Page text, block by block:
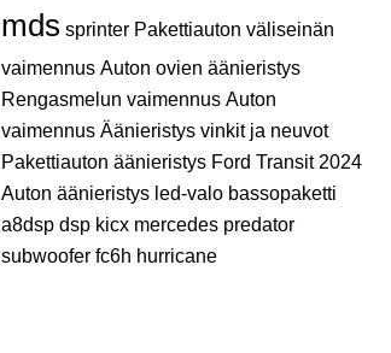
mds sprinter Pakettiauton väliseinän
vaimennus Auton ovien äänieristys
Rengasmelun vaimennus Auton
vaimennus Äänieristys vinkit ja neuvot
Pakettiauton äänieristys Ford Transit 2024
Auton äänieristys led-valo bassopaketti
a8dsp dsp kicx mercedes predator
subwoofer fc6h hurricane